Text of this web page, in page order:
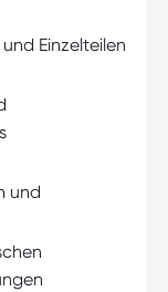
Einzelteilen
und